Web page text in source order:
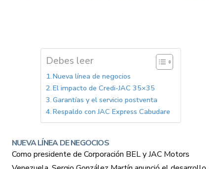
Debes leer
Nueva línea de negocios
El impacto de Credi-JAC 35×35
Garantías y el servicio postventa
Respaldo con JAC Express Cabudare
NUEVA LÍNEA DE NEGOCIOS
Como presidente de Corporación BEL y JAC Motors